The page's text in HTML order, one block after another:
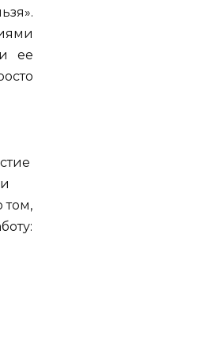
ее
том,